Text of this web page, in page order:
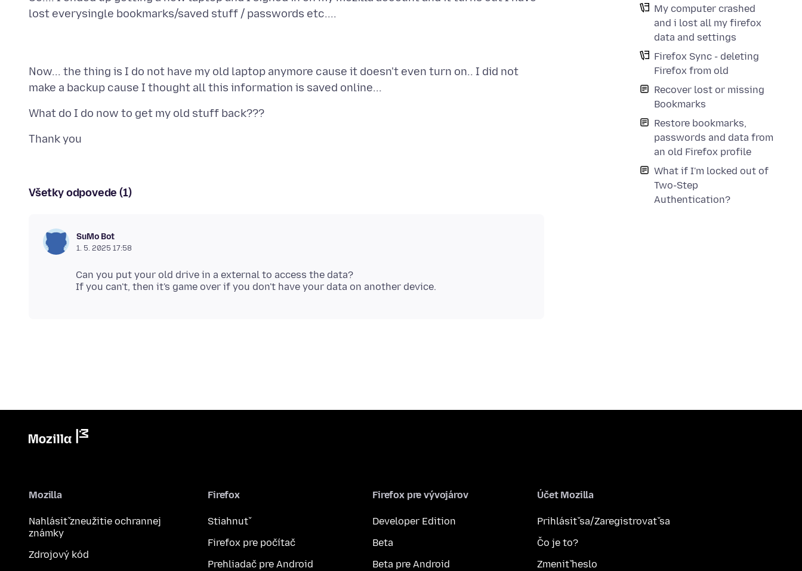
My computer crashed
and i lost all my firefox
data and settings
Firefox Sync - deleting
Firefox from old
Recover lost or missing
Bookmarks
Restore bookmarks,
passwords and data from
an old Firefox profile
What if I'm locked out of
Two-Step
Authentication?
Now... the thing is I do not have my old laptop anymore cause it doesn't even turn on.. I did not
Všetky odpovede (1)
SuMo Bot
1. 5. 2025 17:58
Can you put your old drive in a external to access the data?
Mozilla
Nahlásiť zneužitie ochrannej
známky
Zdrojový kód
Firefox
Stiahnuť
Firefox pre počítač
Prehliadač pre Android
Firefox pre vývojárov
Developer Edition
Beta
Beta pre Android
Účet Mozilla
Prihlásiť sa/Zaregistrovať sa
Čo je to?
Zmeniť heslo